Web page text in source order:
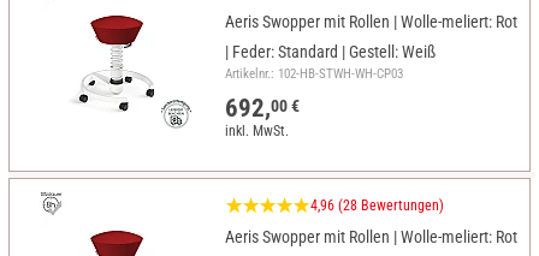
Aeris Swopper mit Rollen | Wolle-meliert: Rot
| Feder: Standard | Gestell: Weiß
Artikelnr.: 102-HB-STWH-WH-CP03
692,00 €
inkl. MwSt.
4,96 (28 Bewertungen)
Aeris Swopper mit Rollen | Wolle-meliert: Rot